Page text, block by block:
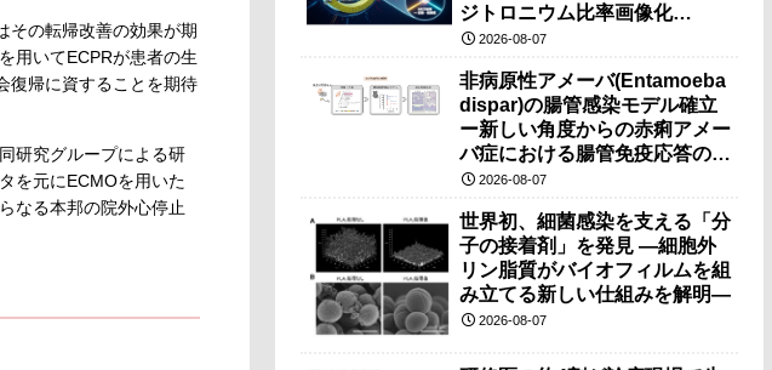
その転帰改善の効果が期
用いてECPRが患者の生
復帰に資することを期待
研究グループによる研
を元にECMOを用いた
なる本邦の院外心停止
ジトロニウム比率画像化
（PRI）の原理検証に成功―
2026-08-07
非病原性アメーバ(Entamoeba
dispar)の腸管感染モデル確立
ー新しい角度からの赤痢アメー
バ症における腸管免疫応答の理
解に期待ー
2026-08-07
世界初、細菌感染を支える「分
子の接着剤」を発見 ―細胞外
リン脂質がバイオフィルムを組
み立てる新しい仕組みを解明―
2026-08-07